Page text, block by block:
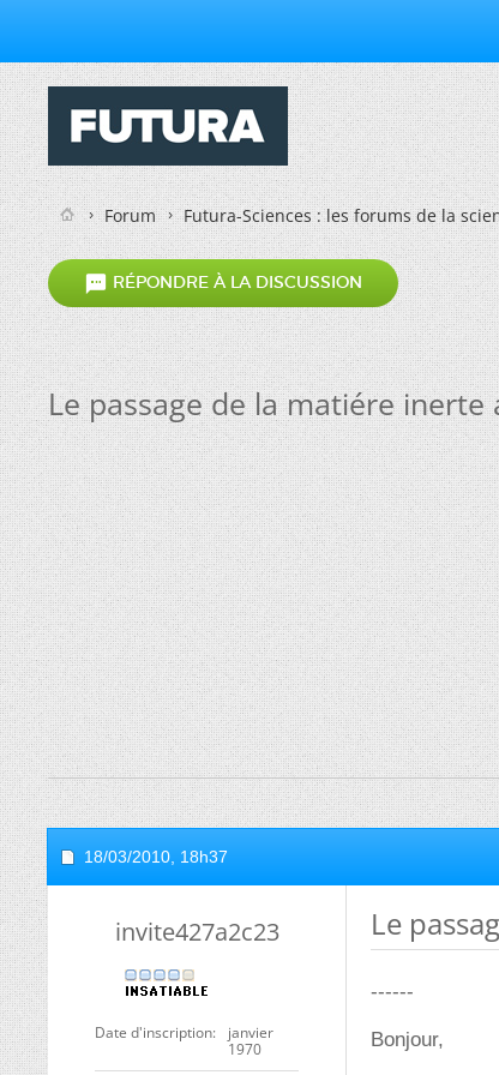
Forum Futura-Sciences : les forums de la
 RÉPONDRE À LA DISCUSSION
Le passage de la matiére inerte
18/03/2010, 18h37
invite427a2c23
Date d'inscription
janvier
1970
Le
------
Bonjour,